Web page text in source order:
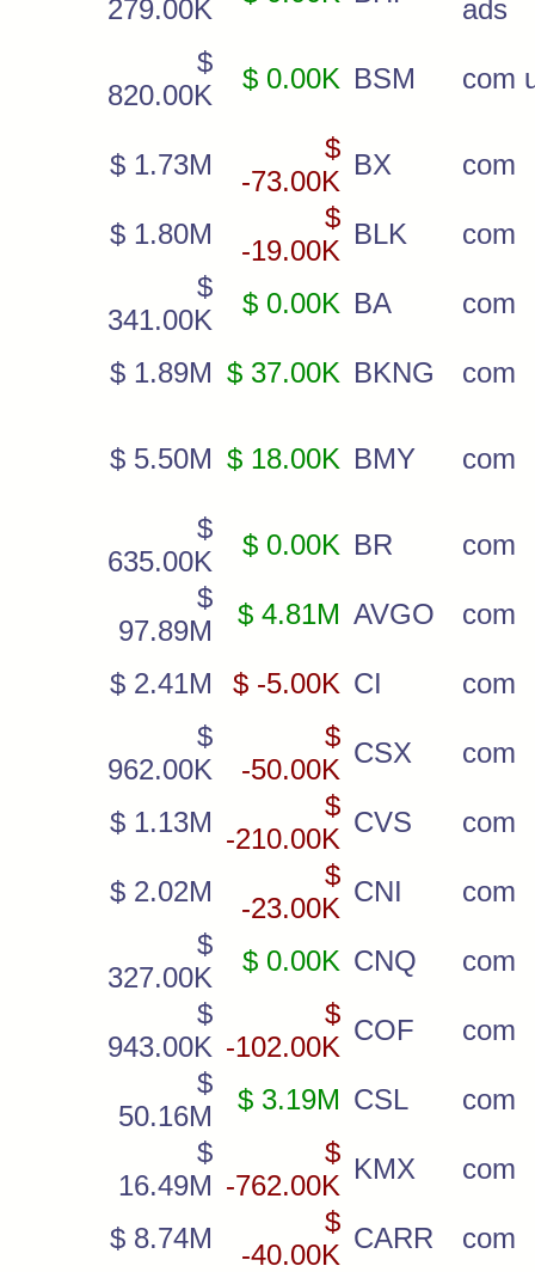
279.00K
ads
$
820.00K
$ 0.00K BSM com
$ 1.73M
$
-73.00K
BX com
$ 1.80M
$
-19.00K
BLK
com
$
341.00K
$ 0.00K BA com
$ 1.89M $ 37.00K BKNG com
$ 5.50M $ 18.00K BMY com
$
635.00K
$ 0.00K BR
com
$
97.89M
$ 4.81M AVGO com
$ 2.41M $ -5.00K CI
com
$
962.00K
$
-50.00K
CSX com
$ 1.13M
$
-210.00K
CVS com
$ 2.02M
$
-23.00K
CNI
com
$
327.00K
$ 0.00K CNQ
com
$
943.00K
$
-102.00K
COF
com
$
50.16M
$ 3.19M CSL
com
$
16.49M
$
-762.00K
KMX com
$ 8.74M
$
-40.00K
CARR
com